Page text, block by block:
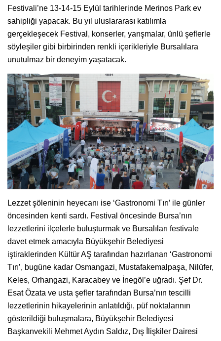
Festivali’ne 13-14-15 Eylül tarihlerinde Merinos Park ev
sahipliği yapacak. Bu yıl uluslararası katılımla
gerçekleşecek Festival, konserler, yarışmalar, ünlü şeflerle
söyleşiler gibi birbirinden renkli içerikleriyle Bursalılara
unutulmaz bir deneyim yaşatacak.
Lezzet şöleninin heyecanı ise ‘Gastronomi Tırı’ ile günler
öncesinden kenti sardı. Festival öncesinde Bursa’nın
lezzetlerini ilçelerle buluşturmak ve Bursalıları festivale
davet etmek amacıyla Büyükşehir Belediyesi
iştiraklerinden Kültür AŞ tarafından hazırlanan ‘Gastronomi
Tırı’, bugüne kadar Osmangazi, Mustafakemalpaşa, Nilüfer,
Keles, Orhangazi, Karacabey ve İnegöl’e uğradı. Şef Dr.
Esat Özata ve usta şefler tarafından Bursa’nın tescilli
lezzetlerinin hikayelerinin anlatıldığı, püf noktalarının
gösterildiği buluşmalara, Büyükşehir Belediyesi
Başkanvekili Mehmet Aydın Saldız, Dış İlişkiler Dairesi